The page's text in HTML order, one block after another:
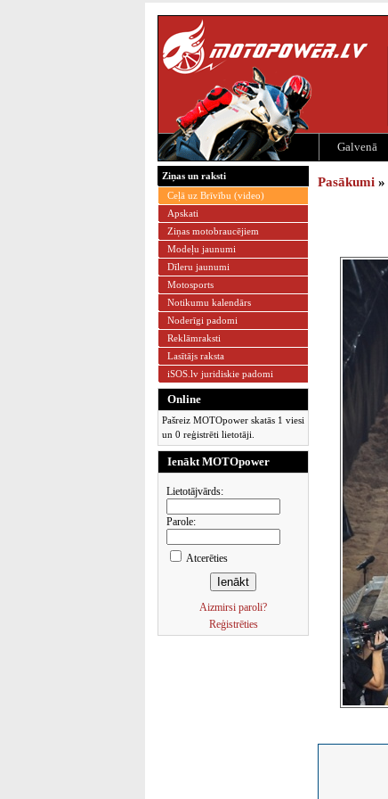
Galvenā
Ziņas un raksti
Ceļā uz Brīvību (video)
Apskati
Ziņas motobraucējiem
Modeļu jaunumi
Dīleru jaunumi
Motosports
Notikumu kalendārs
Noderīgi padomi
Reklāmraksti
Lasītājs raksta
iSOS.lv juridiskie padomi
Online
Pašreiz MOTOpower skatās 1 viesi
un 0 reģistrēti lietotāji.
Ienākt MOTOpower
Lietotājvārds:
Parole:
Atcerēties
Aizmirsi paroli?
Reģistrēties
Pasākumi »